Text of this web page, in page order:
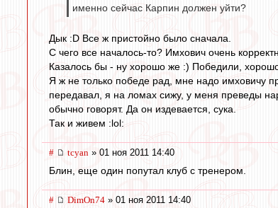
именно сейчас Карпин должен уйти?
Дык :D Все ж пристойно было сначала.
С чего все началось-то? Имхович очень
Казалось бы - ну хорошо же :) Победили,
Я ж не только победе рад, мне надо имховичу
передавал, я на ломах сижу, у меня преведы
обычно говорят. Да он издевается, сука.
Так и живем :lol:
# tcyan » 01 ноя 2011 14:40
Блин, еще один попутал клуб с тренером.
# DimOn74 » 01 ноя 2011 14:40